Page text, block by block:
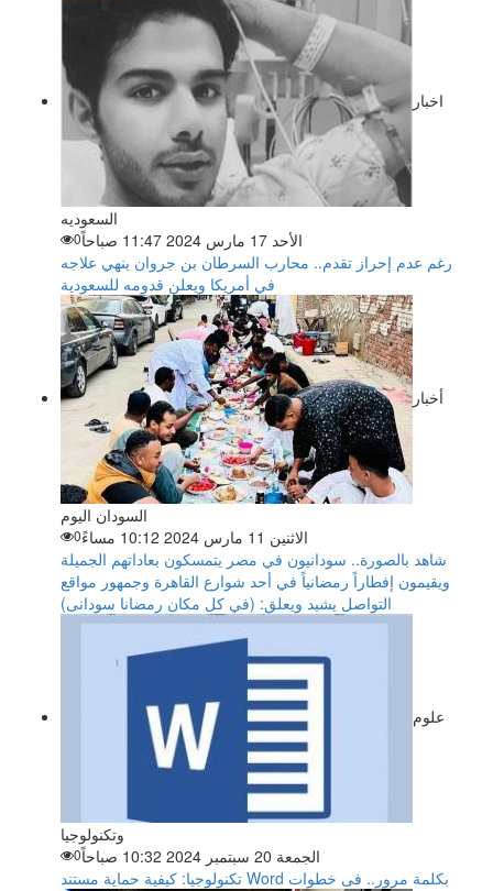
اخبار
السعوديه
الأحد 17 مارس 2024 11:47 صباحاً
0
رغم عدم إحراز تقدم.. محارب السرطان بن جروان ينهي علاجه
في أمريكا ويعلن قدومه للسعودية
أخبار
السودان اليوم
الاثنين 11 مارس 2024 10:12 مساءً
0
شاهد بالصورة.. سودانيون في مصر يتمسكون بعاداتهم الجميلة
ويقيمون إفطاراً رمضانياً في أحد شوارع القاهرة وجمهور مواقع
التواصل يشيد ويعلق: (في كل مكان رمضانا سودانى)
علوم
وتكنولوجيا
الجمعة 20 سبتمبر 2024 10:32 صباحاً
0
تكنولوجيا: كيفية حماية مستند Word بكلمة مرور.. فى خطوات